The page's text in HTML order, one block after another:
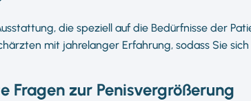
die speziell auf die Bedürfnisse der
mit jahrelanger Erfahrung, sodass Sie sich
Fragen zur Penisvergrößerung